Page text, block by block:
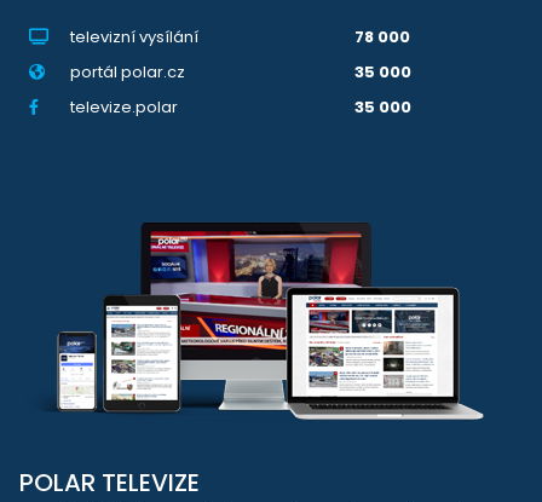
televizní vysílání
78 000
portál polar.cz
35 000
televize.polar
35 000
POLAR TELEVIZE